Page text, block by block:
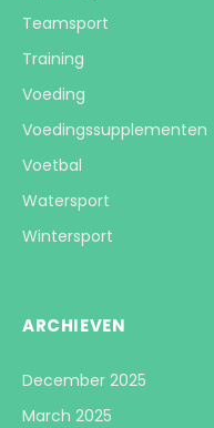
Teamsport
Training
Voeding
Voedingssupplementen
Voetbal
Watersport
Wintersport
ARCHIEVEN
December 2025
March 2025